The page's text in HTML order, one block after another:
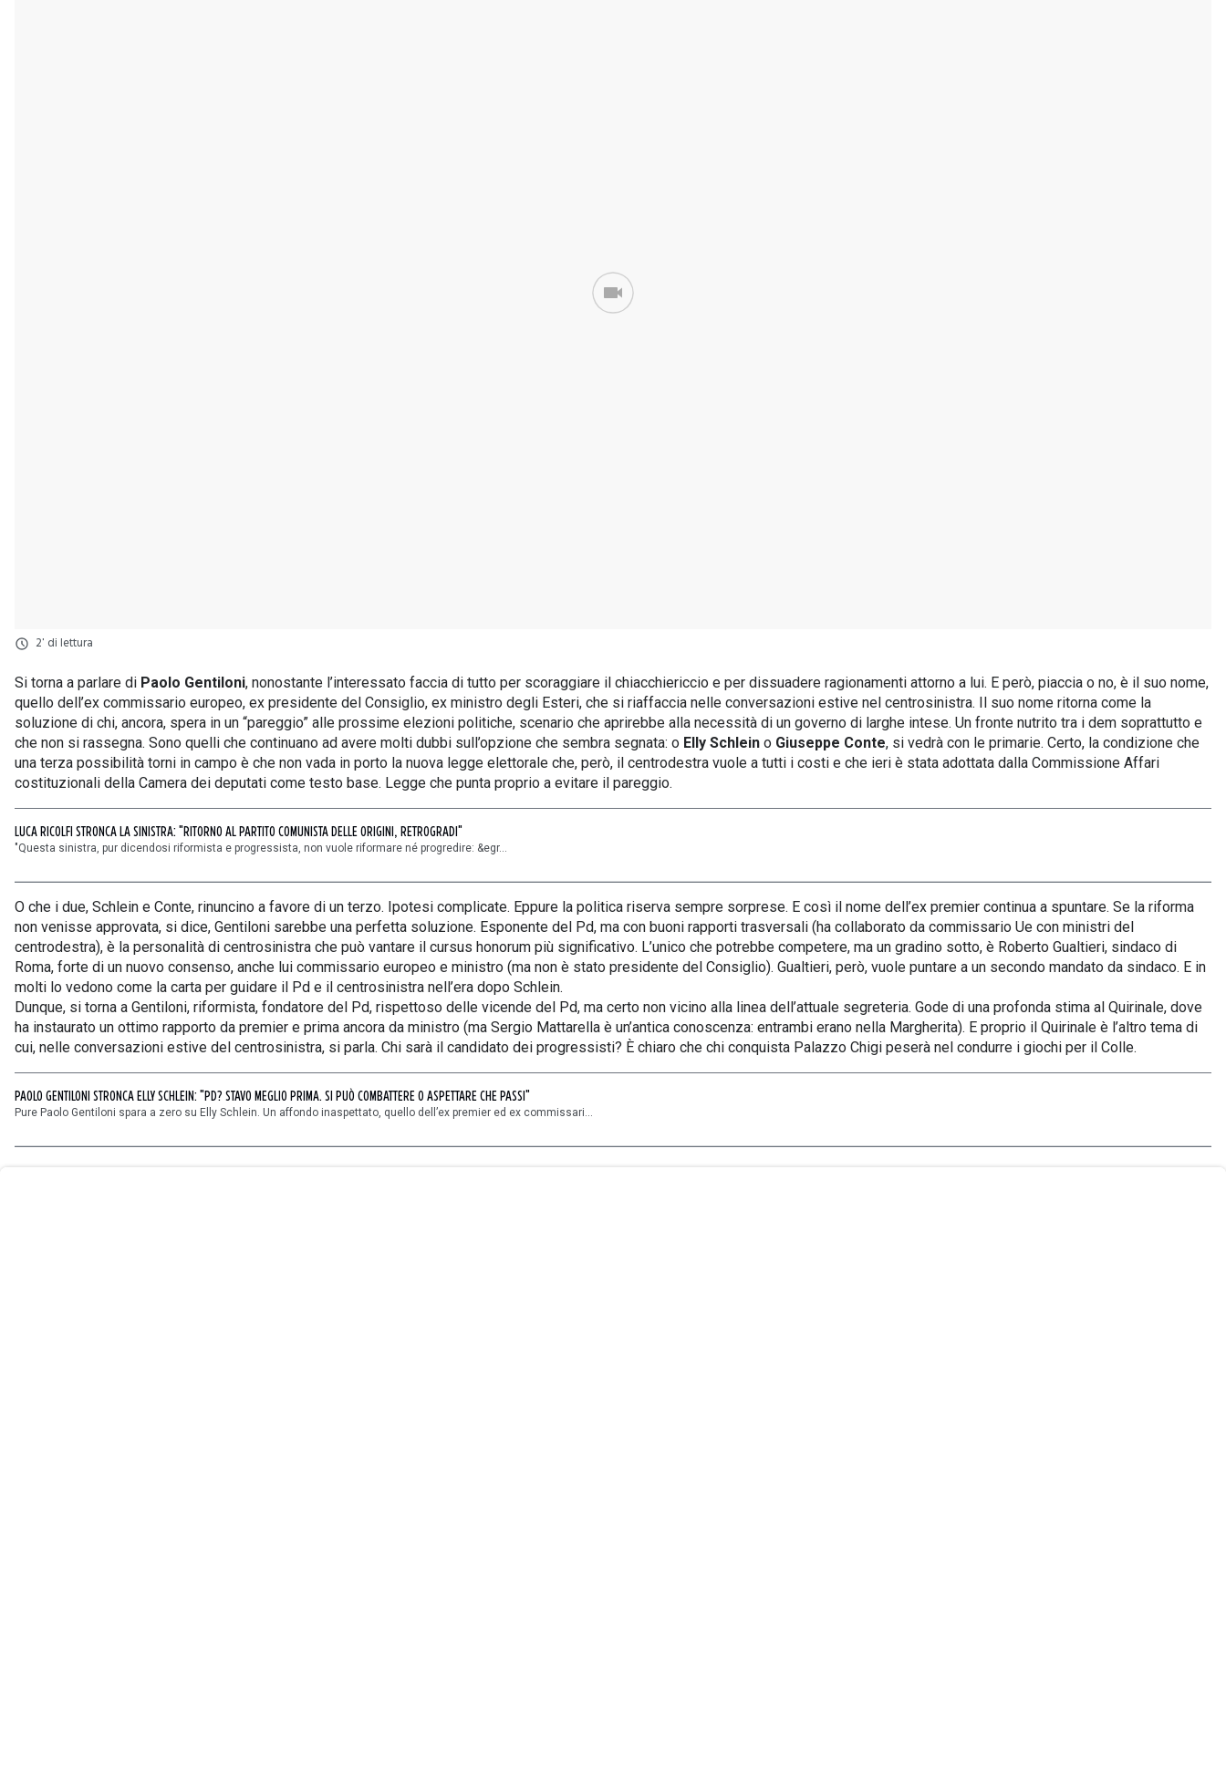
2' di lettura
Si torna a parlare di Paolo Gentiloni, nonostante l’interessato faccia di tutto per scoraggiare il chiacchiericcio e per dissuadere ragionamenti attorno a lui. E però, piaccia o no, è il suo nome,
quello dell’ex commissario europeo, ex presidente del Consiglio, ex ministro degli Esteri, che si riaffaccia nelle conversazioni estive nel centrosinistra. Il suo nome ritorna come la
soluzione di chi, ancora, spera in un “pareggio” alle prossime elezioni politiche, scenario che aprirebbe alla necessità di un governo di larghe intese. Un fronte nutrito tra i dem soprattutto e
che non si rassegna. Sono quelli che continuano ad avere molti dubbi sull’opzione che sembra segnata: o Elly Schlein o Giuseppe Conte, si vedrà con le primarie. Certo, la condizione che
una terza possibilità torni in campo è che non vada in porto la nuova legge elettorale che, però, il centrodestra vuole a tutti i costi e che ieri è stata adottata dalla Commissione Affari
costituzionali della Camera dei deputati come testo base. Legge che punta proprio a evitare il pareggio.
LUCA RICOLFI STRONCA LA SINISTRA: "RITORNO AL PARTITO COMUNISTA DELLE ORIGINI, RETROGRADI"
"Questa sinistra, pur dicendosi riformista e progressista, non vuole riformare né progredire: &egr...
O che i due, Schlein e Conte, rinuncino a favore di un terzo. Ipotesi complicate. Eppure la politica riserva sempre sorprese. E così il nome dell’ex premier continua a spuntare. Se la riforma
non venisse approvata, si dice, Gentiloni sarebbe una perfetta soluzione. Esponente del Pd, ma con buoni rapporti trasversali (ha collaborato da commissario Ue con ministri del
centrodestra), è la personalità di centrosinistra che può vantare il cursus honorum più significativo. L’unico che potrebbe competere, ma un gradino sotto, è Roberto Gualtieri, sindaco di
Roma, forte di un nuovo consenso, anche lui commissario europeo e ministro (ma non è stato presidente del Consiglio). Gualtieri, però, vuole puntare a un secondo mandato da sindaco. E in
molti lo vedono come la carta per guidare il Pd e il centrosinistra nell’era dopo Schlein.
Dunque, si torna a Gentiloni, riformista, fondatore del Pd, rispettoso delle vicende del Pd, ma certo non vicino alla linea dell’attuale segreteria. Gode di una profonda stima al Quirinale, dove
ha instaurato un ottimo rapporto da premier e prima ancora da ministro (ma Sergio Mattarella è un’antica conoscenza: entrambi erano nella Margherita). E proprio il Quirinale è l’altro tema di
cui, nelle conversazioni estive del centrosinistra, si parla. Chi sarà il candidato dei progressisti? È chiaro che chi conquista Palazzo Chigi peserà nel condurre i giochi per il Colle.
PAOLO GENTILONI STRONCA ELLY SCHLEIN: "PD? STAVO MEGLIO PRIMA. SI PUÒ COMBATTERE O ASPETTARE CHE PASSI"
Pure Paolo Gentiloni spara a zero su Elly Schlein. Un affondo inaspettato, quello dell’ex premier ed ex commissari...
User
Prompt